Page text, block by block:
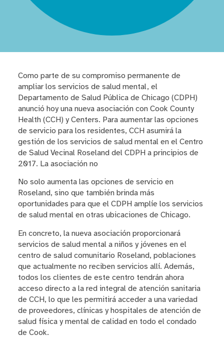
Como parte de su compromiso permanente de
ampliar los servicios de salud mental, el
Departamento de Salud Pública de Chicago (CDPH)
anunció hoy una nueva asociación con Cook County
Health (CCH) y Centers. Para aumentar las opciones
de servicio para los residentes, CCH asumirá la
gestión de los servicios de salud mental en el Centro
de Salud Vecinal Roseland del CDPH a principios de
2017. La asociación no
No solo aumenta las opciones de servicio en
Roseland, sino que también brinda más
oportunidades para que el CDPH amplíe los servicios
de salud mental en otras ubicaciones de Chicago.
En concreto, la nueva asociación proporcionará
servicios de salud mental a niños y jóvenes en el
centro de salud comunitario Roseland, poblaciones
que actualmente no reciben servicios allí. Además,
todos los clientes de este centro tendrán ahora
acceso directo a la red integral de atención sanitaria
de CCH, lo que les permitirá acceder a una variedad
de proveedores, clínicas y hospitales de atención de
salud física y mental de calidad en todo el condado
de Cook.